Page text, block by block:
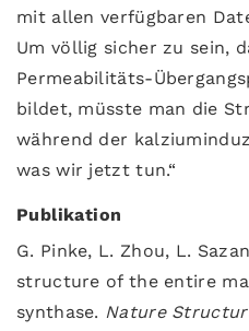
mit allen verfügbaren
Um völlig sicher zu sein,
Permeabilitäts-
bildet, müsste man die
während der
was wir jetzt tun.“
Publikation
G. Pinke, L. Zhou, L.
structure of the entire
synthase. Nature